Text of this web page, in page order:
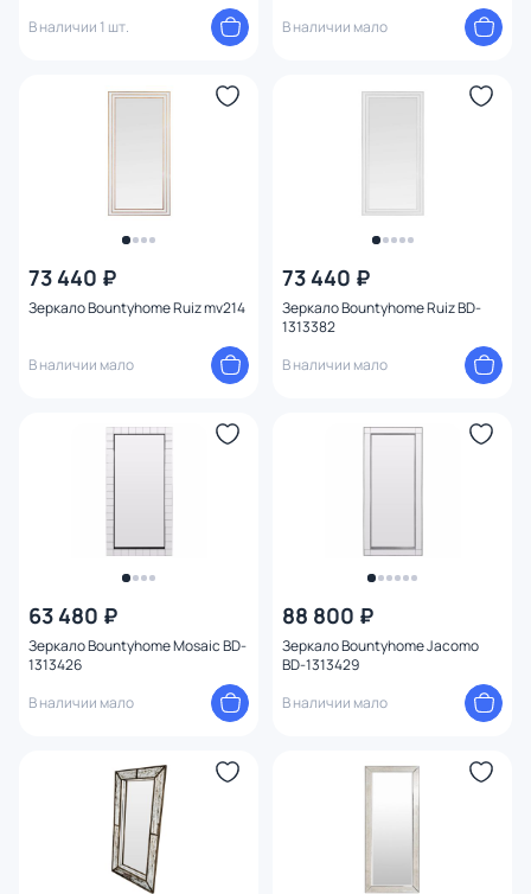
В наличии 1 шт.
В наличии мало
73 440 ₽
Зеркало Bountyhome Ruiz mv214
В наличии мало
73 440 ₽
Зеркало Bountyhome Ruiz BD-
1313382
В наличии мало
63 480 ₽
Зеркало Bountyhome Mosaic BD-
1313426
В наличии мало
88 800 ₽
Зеркало Bountyhome Jacomo
BD-1313429
В наличии мало